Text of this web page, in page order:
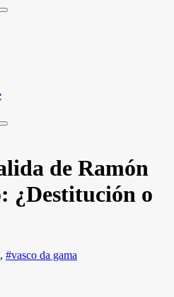
de Ramón
¿Destitución o
, #vasco da gama